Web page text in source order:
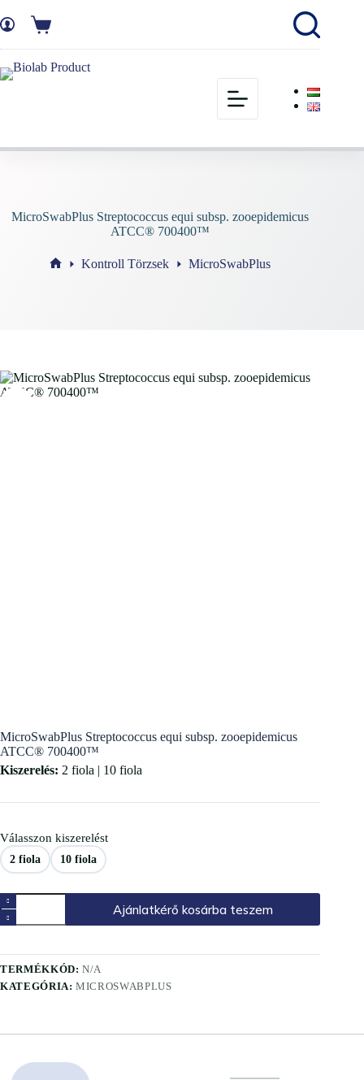
MicroSwabPlus Streptococcus equi subsp. zooepidemicus
ATCC® 700400™
Kontroll Törzsek MicroSwabPlus
MicroSwabPlus Streptococcus equi subsp. zooepidemicus
ATCC® 700400™
Kiszerelés: 2 fiola | 10 fiola
Válasszon kiszerelést
2 fiola 10 fiola
Ajánlatkérő kosárba teszem
TERMÉKKÓD:N/A
KATEGÓRIA:MICROSWABPLUS